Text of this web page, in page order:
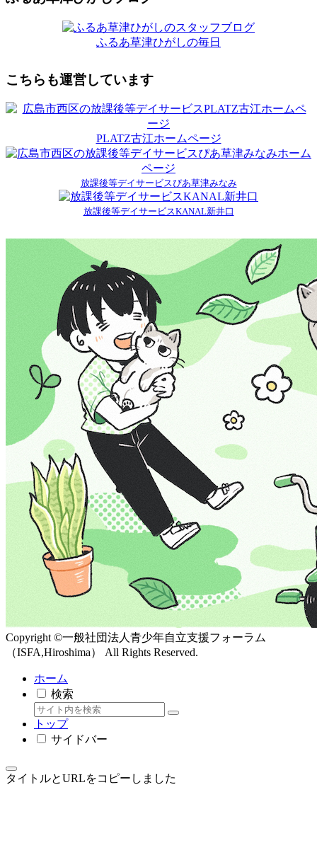
ふるあ草津ひがしの毎日
こちらも運営しています
PLATZ古江ホームページ
放課後等デイサービスぴあ草津みなみ
放課後等デイサービスKANAL新井口
Copyright ©一般社団法人青少年自立支援フォーラム
（ISFA,Hiroshima） All Rights Reserved.
ホーム
検索
トップ
サイドバー
タイトルとURLをコピーしました